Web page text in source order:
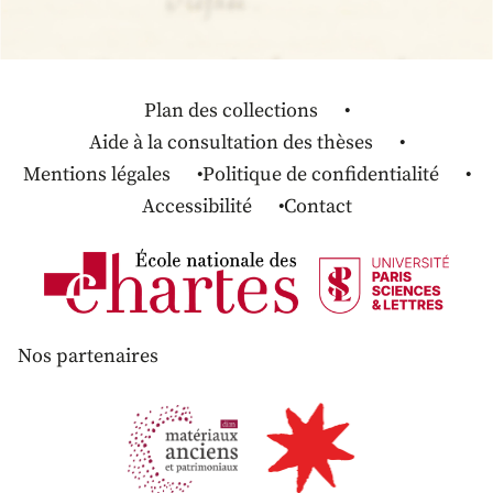
Plan des collections
Aide à la consultation des thèses
Mentions légales
Politique de confidentialité
Accessibilité
Contact
Nos partenaires